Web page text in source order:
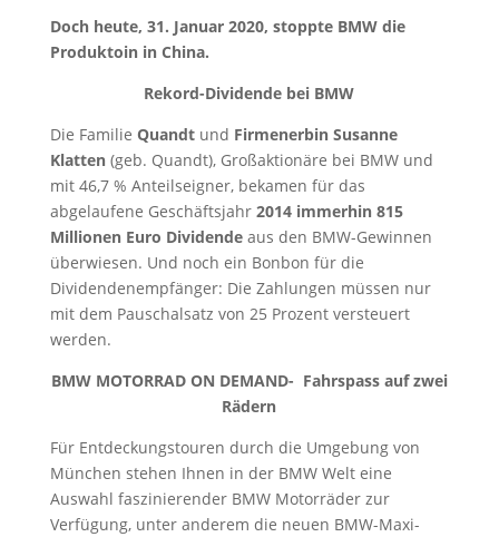
Doch heute, 31. Januar 2020, stoppte BMW die
Produktoin in China.
Rekord-Dividende bei BMW
Die Familie Quandtund Firmenerbin Susanne
Klatten(geb. Quandt), Großaktionäre bei BMW und
mit 46,7 % Anteilseigner, bekamen für das
abgelaufene Geschäftsjahr2014 immerhin 815
Millionen Euro Dividendeaus den BMW-Gewinnen
überwiesen. Und noch ein Bonbon für die
Dividendenempfänger: Die Zahlungen müssen nur
mit dem Pauschalsatz von 25 Prozent versteuert
werden.
BMW MOTORRAD ON DEMAND- Fahrspass auf zwei
Rädern
Für Entdeckungstouren durch die Umgebung von
München stehen Ihnen in der BMW Welt eine
Auswahl faszinierender BMW Motorräder zur
Verfügung, unter anderem die neuen BMW-Maxi-